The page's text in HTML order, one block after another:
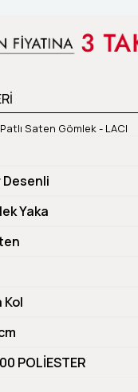
Saten Gömlek - LACI
Yaka
Kol
POLİESTER